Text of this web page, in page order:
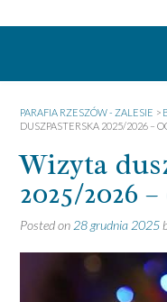
PARAFIA RZESZÓW - ZALESIE >
DUSZPASTERSKA 2025/2026 –
Wizyta
2025/2026
Posted on 28 grudnia 2025